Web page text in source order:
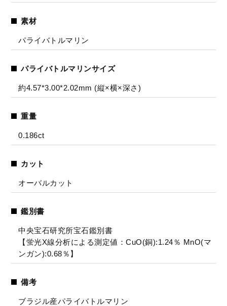
素材
パライバトルマリン
パライバトルマリンサイズ
約4.57*3.00*2.02mm (縦×横×深さ)
重量
0.186ct
カット
オーバルカット
鑑別書
中央宝石研究所宝石鑑別書
【蛍光X線分析による測定値：CuO(銅):1.24％ MnO(マ
ンガン):0.68％】
備考
ブラジル産パライバトルマリン